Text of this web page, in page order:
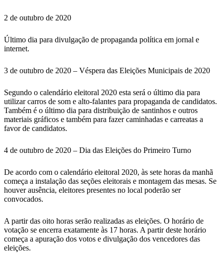
2 de outubro de 2020
Último dia para divulgação de propaganda política em jornal e
internet.
3 de outubro de 2020 – Véspera das Eleições Municipais de 2020
Segundo o calendário eleitoral 2020 esta será o último dia para
utilizar carros de som e alto-falantes para propaganda de candidatos.
Também é o último dia para distribuição de santinhos e outros
materiais gráficos e também para fazer caminhadas e carreatas a
favor de candidatos.
4 de outubro de 2020 – Dia das Eleições do Primeiro Turno
De acordo com o calendário eleitoral 2020, às sete horas da manhã
começa a instalação das seções eleitorais e montagem das mesas. Se
houver ausência, eleitores presentes no local poderão ser
convocados.
A partir das oito horas serão realizadas as eleições. O horário de
votação se encerra exatamente às 17 horas. A partir deste horário
começa a apuração dos votos e divulgação dos vencedores das
eleições.